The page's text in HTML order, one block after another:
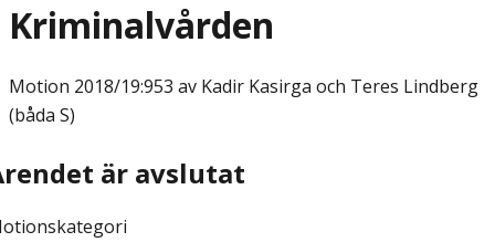
Kriminalvården
Motion 2018/19:953 av Kadir Kasirga och Teres Lindberg
(båda S)
är avslutat